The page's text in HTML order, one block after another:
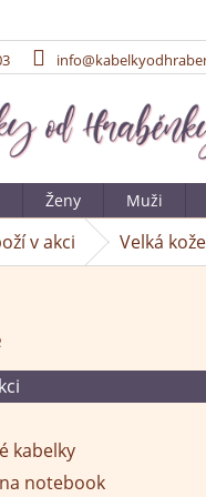
Ženy Muži
v akci Velká
kabelky
notebook